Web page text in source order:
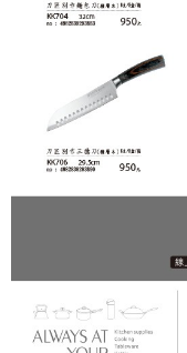
請求用戶進行身份認證。
５．嚴禁一人註冊多個帳
恩沛科技股份有限公司將